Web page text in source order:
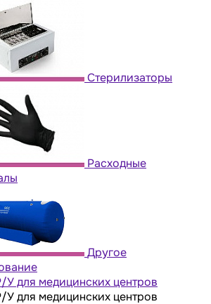
Стерилизаторы
Расходные
Другое
У для медицинских центров
У для медицинских центров